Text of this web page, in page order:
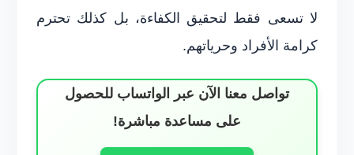
لا تسعى فقط لتحقيق الكفاءة، بل كذلك تحترم
كرامة الأفراد وحرياتهم.
تواصل معنا الآن عبر الواتساب للحصول
على مساعدة مباشرة!